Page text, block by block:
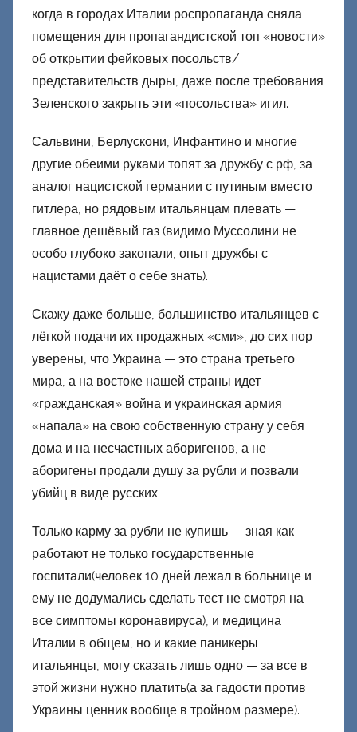
когда в городах Италии роспропаганда сняла
помещения для пропагандистской топ «новости»
об открытии фейковых посольств/
представительств дыры, даже после требования
Зеленского закрыть эти «посольства» игил.
Сальвини, Берлускони, Инфантино и многие
другие обеими руками топят за дружбу с рф, за
аналог нацистской германии с путиным вместо
гитлера, но рядовым итальянцам плевать —
главное дешёвый газ (видимо Муссолини не
особо глубоко закопали, опыт дружбы с
нацистами даёт о себе знать).
Скажу даже больше, большинство итальянцев с
лёгкой подачи их продажных «сми», до сих пор
уверены, что Украина — это страна третьего
мира, а на востоке нашей страны идет
«гражданская» война и украинская армия
«напала» на свою собственную страну у себя
дома и на несчастных аборигенов, а не
аборигены продали душу за рубли и позвали
убийц в виде русских.
Только карму за рубли не купишь — зная как
работают не только государственные
госпитали(человек 10 дней лежал в больнице и
ему не додумались сделать тест не смотря на
все симптомы коронавируса), и медицина
Италии в общем, но и какие паникеры
итальянцы, могу сказать лишь одно — за все в
этой жизни нужно платить(а за гадости против
Украины ценник вообще в тройном размере).